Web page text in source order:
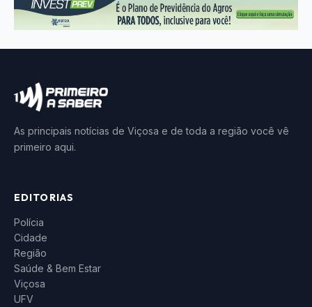
As principais notícias de Viçosa e de toda a região você vê
primeiro aqui.
EDITORIAS
Polícia
Cidade
Região
Saúde & Bem Estar
Viçosa
UFV